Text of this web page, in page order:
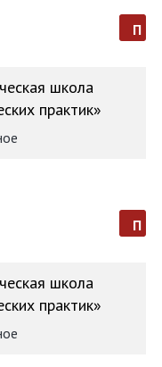
п
школа
практик»
п
школа
практик»